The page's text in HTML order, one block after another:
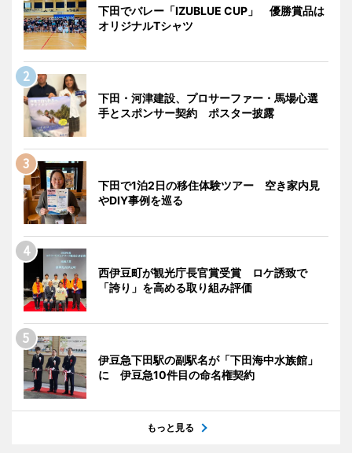
下田でバレー「IZUBLUE CUP」 優勝賞品は
オリジナルTシャツ
下田・河津建設、プロサーファー・馬場心選
手とスポンサー契約 ポスター披露
下田で1泊2日の移住体験ツアー 空き家内見
やDIY事例を巡る
西伊豆町が観光庁長官賞受賞 ロケ誘致で
「誇り」を高める取り組み評価
伊豆急下田駅の副駅名が「下田海中水族館」
に 伊豆急10件目の命名権契約
もっと見る